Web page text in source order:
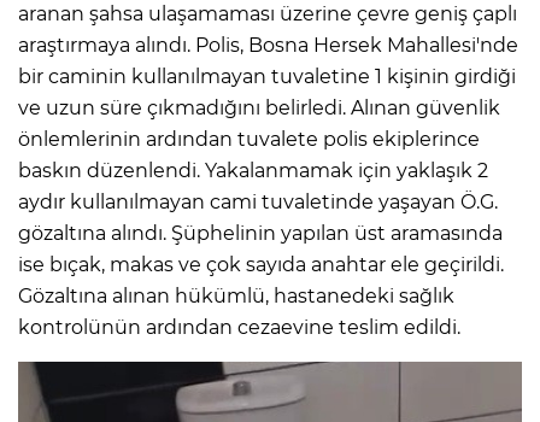
aranan şahsa ulaşamaması üzerine çevre geniş çaplı
araştırmaya alındı. Polis, Bosna Hersek Mahallesi'nde
bir caminin kullanılmayan tuvaletine 1 kişinin girdiği
ve uzun süre çıkmadığını belirledi. Alınan güvenlik
önlemlerinin ardından tuvalete polis ekiplerince
baskın düzenlendi. Yakalanmamak için yaklaşık 2
aydır kullanılmayan cami tuvaletinde yaşayan Ö.G.
gözaltına alındı. Şüphelinin yapılan üst aramasında
ise bıçak, makas ve çok sayıda anahtar ele geçirildi.
Gözaltına alınan hükümlü, hastanedeki sağlık
kontrolünün ardından cezaevine teslim edildi.